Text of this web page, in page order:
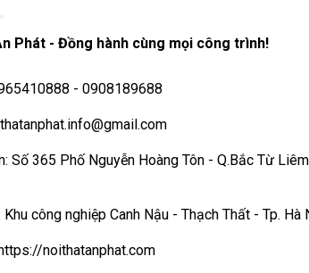
Phát - Đồng hành cùng mọi công trình!
- 0908189688
Số 365 Phố Nguyễn Hoàng Tôn - Q.Bắc Từ
công nghiệp Canh Nậu - Thạch Thất - Tp. Hà
noithatanphat.com